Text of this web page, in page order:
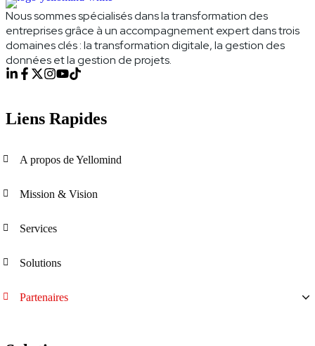
Nous sommes spécialisés dans la transformation des
entreprises grâce à un accompagnement expert dans trois
domaines clés : la transformation digitale, la gestion des
données et la gestion de projets.
Liens Rapides
A propos de Yellomind
Mission & Vision
Services
Solutions
Partenaires